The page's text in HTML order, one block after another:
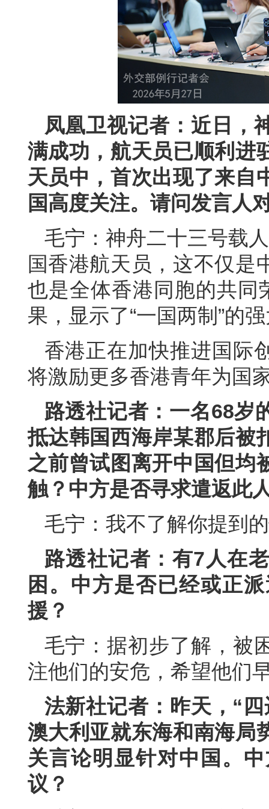
凤凰卫视记者：近日，
满成功，航天员已顺利进
天员中，首次出现了来自
国高度关注。请问发言人
毛宁：神舟二十三号载
国香港航天员，这不仅是
也是全体香港同胞的共同
果，显示了“一国两制”的
香港正在加快推进国际
将激励更多香港青年为国
路透社记者：一名68岁
抵达韩国西海岸某郡后被
之前曾试图离开中国但均
触？中方是否寻求遣返此
毛宁：我不了解你提到
路透社记者：有7人在
困。中方是否已经或正
援？
毛宁：据初步了解，被
注他们的安危，希望他们
法新社记者：昨天，“
澳大利亚就东海和南海局
关言论明显针对中国。
议？